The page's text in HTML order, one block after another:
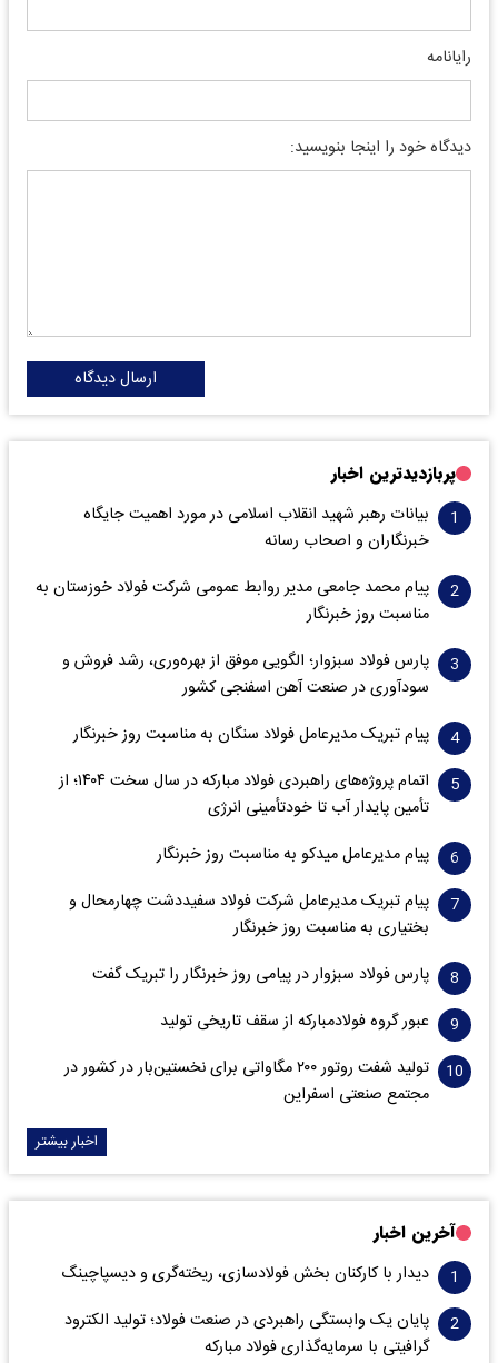
رایانامه
دیدگاه خود را اینجا بنویسید:
ارسال دیدگاه
پربازدیدترین اخبار
بیانات رهبر شهید انقلاب اسلامی در مورد اهمیت جایگاه
خبرنگاران و اصحاب رسانه
پیام محمد جامعی مدیر روابط عمومی شرکت فولاد خوزستان به
مناسبت روز خبرنگار
پارس فولاد سبزوار؛ الگویی موفق از بهره‌وری، رشد فروش و
سود‌آوری در صنعت آهن اسفنجی کشور
پیام تبریک مدیرعامل فولاد سنگان به مناسبت روز خبرنگار
اتمام پروژه‌های راهبردی فولاد مبارکه در سال سخت ۱۴۰۴؛ از
تأمین پایدار آب تا خودتأمینی انرژی
پیام مدیرعامل میدکو به مناسبت روز خبرنگار
پیام تبریک مدیرعامل شرکت فولاد سفیددشت چهارمحال و
بختیاری به مناسبت روز خبرنگار
پارس فولاد سبزوار در پیامی روز خبرنگار را تبریک گفت
عبور گروه فولادمبارکه از سقف تاریخی تولید
تولید شفت روتور ۲۰۰ مگاواتی برای نخستین‌بار در کشور در
مجتمع صنعتی اسفراین
اخبار بیشتر
آخرین اخبار
دیدار با کارکنان بخش فولادسازی، ریخته‌گری و دیسپاچینگ
پایان یک وابستگی راهبردی در صنعت فولاد؛ تولید الکترود
گرافیتی با سرمایه‌گذاری فولاد مبارکه